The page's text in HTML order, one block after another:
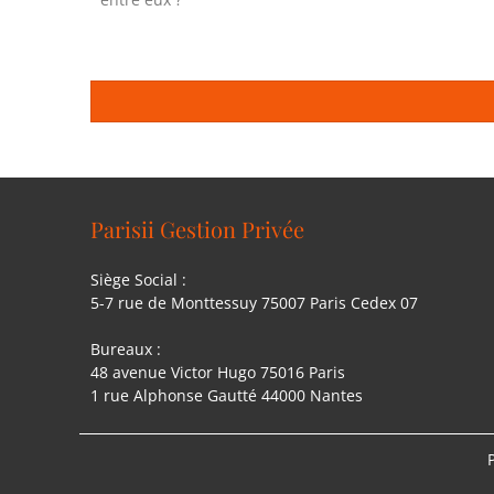
Parisii Gestion Privée
Siège Social :
5-7 rue de Monttessuy 75007 Paris Cedex 07
Bureaux :
48 avenue Victor Hugo 75016 Paris
1 rue Alphonse Gautté 44000 Nantes